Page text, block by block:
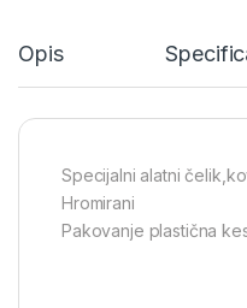
Opis
Specijalni alatni
Hromirani
Pakovanje plastična